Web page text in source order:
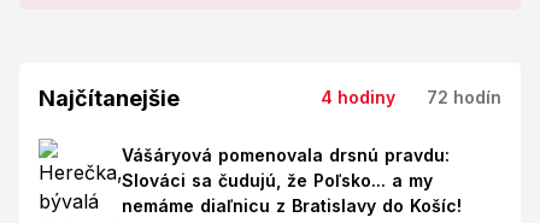
Najčítanejšie 4 hodiny 72 hodín
Vášáryová pomenovala drsnú pravdu:
Slováci sa čudujú, že Poľsko... a my
nemáme diaľnicu z Bratislavy do Košíc!